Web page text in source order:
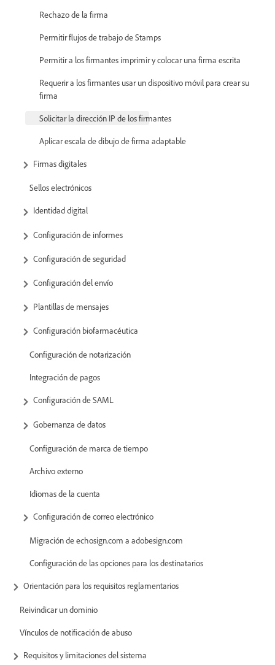
Rechazo de la firma
Permitir flujos de trabajo de Stamps
Permitir a los firmantes imprimir y colocar una firma escrita
Requerir a los firmantes usar un dispositivo móvil para crear su
firma
Solicitar la dirección IP de los firmantes
Aplicar escala de dibujo de firma adaptable
Firmas digitales
Sellos electrónicos
Identidad digital
Configuración de informes
Configuración de seguridad
Configuración del envío
Plantillas de mensajes
Configuración biofarmacéutica
Configuración de notarización
Integración de pagos
Configuración de SAML
Gobernanza de datos
Configuración de marca de tiempo
Archivo externo
Idiomas de la cuenta
Configuración de correo electrónico
Migración de echosign.com a adobesign.com
Configuración de las opciones para los destinatarios
Orientación para los requisitos reglamentarios
Reivindicar un dominio
Vínculos de notificación de abuso
Requisitos y limitaciones del sistema